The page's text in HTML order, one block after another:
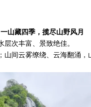
一山藏四季，揽尽山野风月
次丰富、景致绝佳。
山间云雾缭绕、云海翻涌